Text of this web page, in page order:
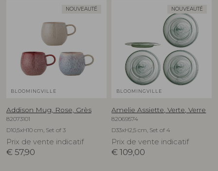
NOUVEAUTÉ
BLOOMINGVILLE
Addison Mug, Rose, Grès
82073101
D10,5xH10 cm, Set of 3
Prix de vente indicatif
€ 57,90
NOUVEAUTÉ
BLOOMINGVILLE
Amelie Assiette, Verte, Verre
82069574
D33xH2,5 cm, Set of 4
Prix de vente indicatif
€ 109,00